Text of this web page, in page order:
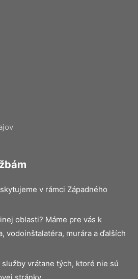
v rámci Západného
oblasti? Máme pre vás k
vodoinštalatéra, murára a ďalších
vrátane tých, ktoré nie sú